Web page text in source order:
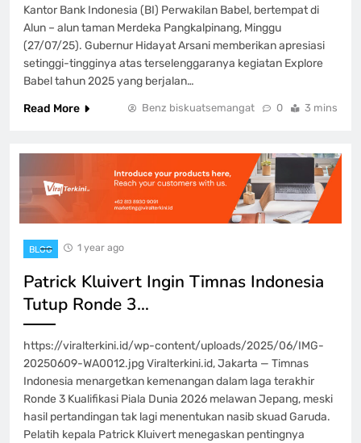
Kantor Bank Indonesia (BI) Perwakilan Babel, bertempat di
Alun – alun taman Merdeka Pangkalpinang, Minggu
(27/07/25). Gubernur Hidayat Arsani memberikan apresiasi
setinggi-tingginya atas terselenggaranya kegiatan Explore
Babel tahun 2025 yang berjalan…
Read More
Benz biskuatsemangat 0 3 mins
BLOG 1 year ago
Patrick Kluivert Ingin Timnas Indonesia
Tutup Ronde 3…
https://viralterkini.id/wp-content/uploads/2025/06/IMG-
20250609-WA0012.jpg Viralterkini.id, Jakarta — Timnas
Indonesia menargetkan kemenangan dalam laga terakhir
Ronde 3 Kualifikasi Piala Dunia 2026 melawan Jepang, meski
hasil pertandingan tak lagi menentukan nasib skuad Garuda.
Pelatih kepala Patrick Kluivert menegaskan pentingnya